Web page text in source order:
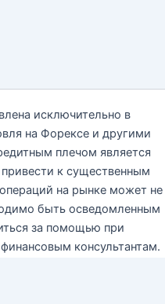
исключительно в
на Форексе и другими
плечом является
к существенным
на рынке может не
быть осведомленным
за помощью при
консультантам.